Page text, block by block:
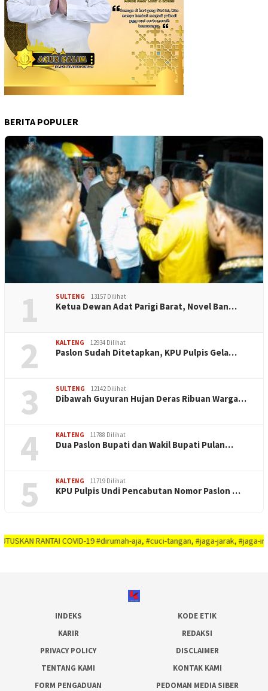
BERITA POPULER
1 SULTENG 13157 Dilihat
Ketua Dewan Adat Parigi Barat, Novel Ban…
2 KALTENG 12934 Dilihat
Paslon Sudah Ditetapkan, KPU Pulpis Gela…
3 SULTENG 12142 Dilihat
Dibawah Guyuran Hujan Deras Ribuan Warga…
4 KALTENG 11788 Dilihat
Dua Paslon Bupati dan Wakil Bupati Pulan…
5 KALTENG 11719 Dilihat
KPU Pulpis Undi Pencabutan Nomor Paslon …
RANTAI COVID-19 #dirumah-aja, #cuci-tangan, #jaga-jarak, #jaga-
INDEKS
KODE ETIK
KARIR
REDAKSI
PRIVACY POLICY
DISCLAIMER
TENTANG KAMI
KONTAK KAMI
FORM PENGADUAN
PEDOMAN MEDIA SIBER